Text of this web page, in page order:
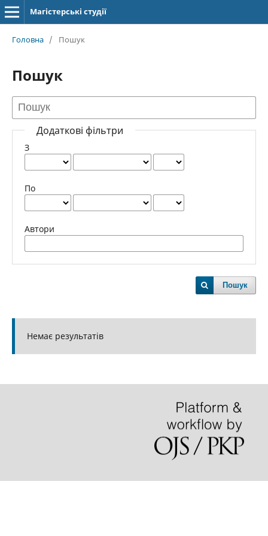
Магістерські студії
Головна / Пошук
Пошук
Додаткові фільтри
З
По
Автори
Пошук
Немає результатів